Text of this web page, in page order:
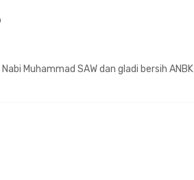
Muhammad SAW dan gladi bersih ANBK